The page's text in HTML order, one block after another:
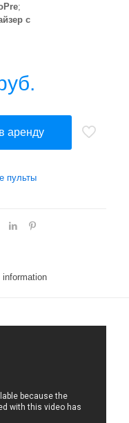
;
с
аренду
пульты
information